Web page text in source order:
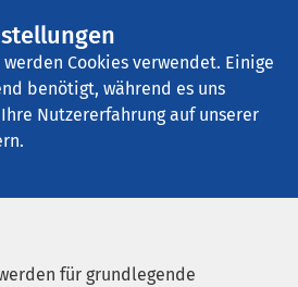
Cookies verwendet. Einige
benötigt, während es uns
Nutzererfahrung auf unserer
für grundlegende
Bad Aussee